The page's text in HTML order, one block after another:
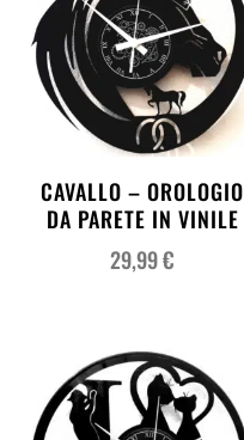
CAVALLO – OROLOGIO
DA PARETE IN VINILE
29,99€